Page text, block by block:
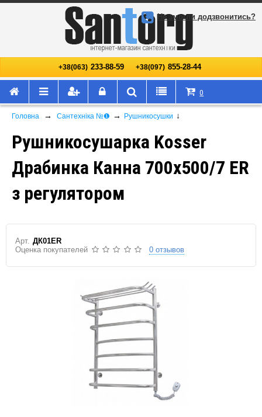
+38(063) 233-88-59 +38(097) 855-28-44
Не змогли додзвонитись?
0
Головна → Сантехніка №❶ → Рушникосушки ↓
Рушникосушарка Kosser
Драбинка Канна 700х500/7 ER
з регулятором
Арт. ДК01ER
Оценка покупателей
0 отзывов